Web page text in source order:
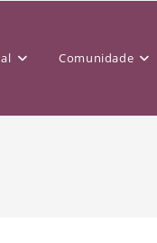
Comunidade